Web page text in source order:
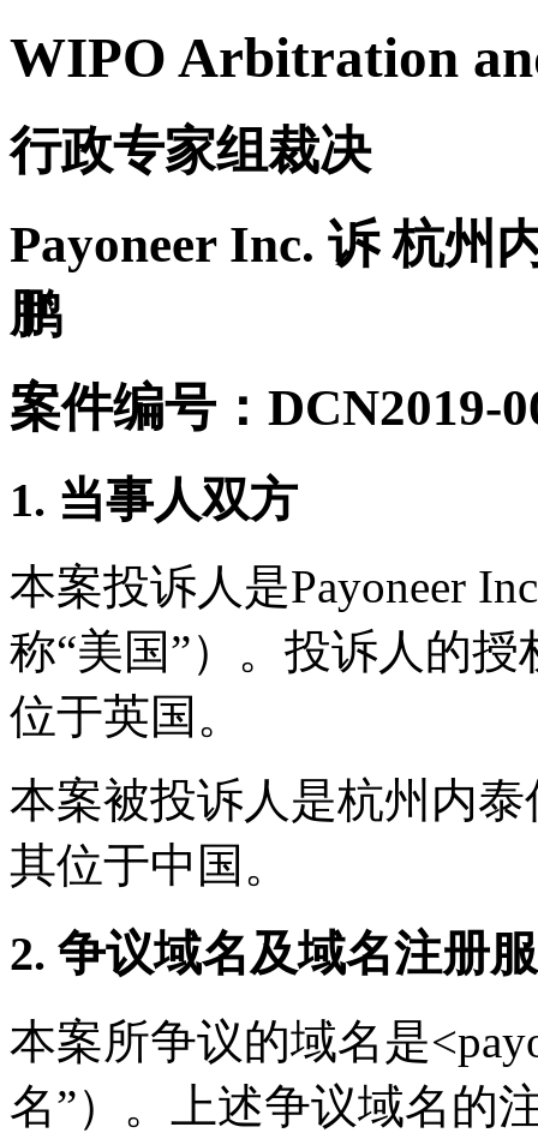
WIPO Arbitration
行政专家组裁决
Payoneer Inc. 诉 杭州
鹏
案件编号：DCN2019-
1. 当事人双方
本案投诉人是Payoneer
称“美国”）。投诉人的授
位于英国。
本案被投诉人是杭州内
其位于中国。
2. 争议域名及域名注册
本案所争议的域名是
名”）。上述争议域名的